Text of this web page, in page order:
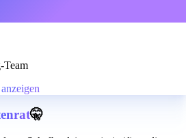
Team
🤫